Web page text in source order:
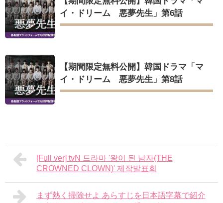
イ・ドリーム 悪夢先生」第6話
【期間限定無料公開】韓国ドラマ「マ
イ・ドリーム 悪夢先生」第8話
[Full ver] tvN 드라마 '왕이 된 남자(THE
CROWNED CLOWN)' 제작발표회
まず熱く掃除せよ あらすじを日本語字幕で紹介